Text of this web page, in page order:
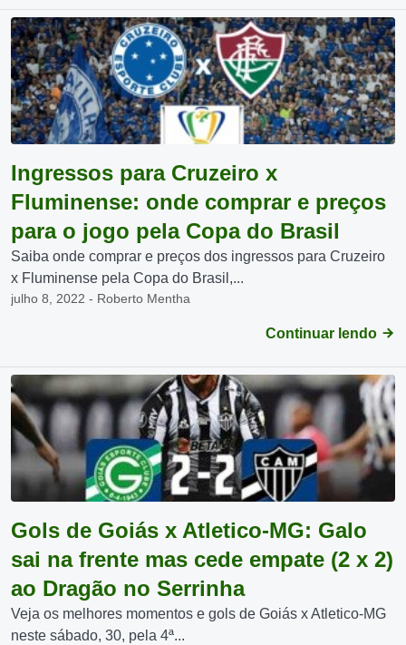
Ingressos para Cruzeiro x
Fluminense: onde comprar e preços
para o jogo pela Copa do Brasil
Saiba onde comprar e preços dos ingressos para Cruzeiro
x Fluminense pela Copa do Brasil,...
julho 8, 2022 - Roberto Mentha
Continuar lendo
Gols de Goiás x Atletico-MG: Galo
sai na frente mas cede empate (2 x 2)
ao Dragão no Serrinha
Veja os melhores momentos e gols de Goiás x Atletico-MG
neste sábado, 30, pela 4ª...